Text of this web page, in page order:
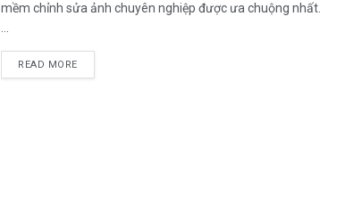
mềm chỉnh sửa ảnh chuyên nghiệp được ưa chuộng nhất.
READ MORE